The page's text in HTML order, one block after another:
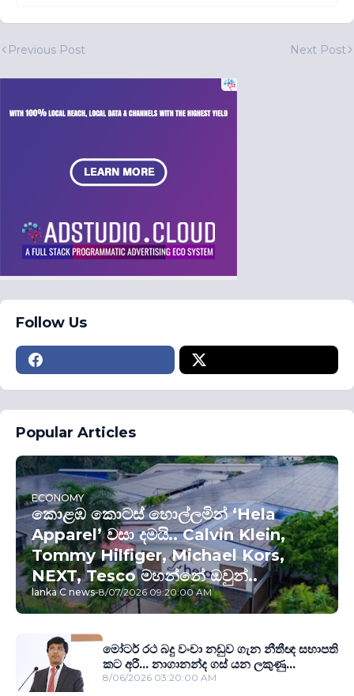
Previous Post Next Post
Follow Us
Popular Articles
ECONOMY
කොළඹ කොටස් හොල්ලමින් ‘Hela
Apparel’ වසා දමයි.. Calvin Klein,
Tommy Hilfiger, Michael Kors,
NEXT, Tesco මහන්නේ ඔවුන්..
lanka C news-8/07/2026 09:20:00 AM
මෝටර් රථ බදු වංචා නඩුව ගැන නීතීඥ සභාපති
කට අරී... නාගානන්ද ගස් යන ලකුණු...
8/06/2026 03:20:00 AM